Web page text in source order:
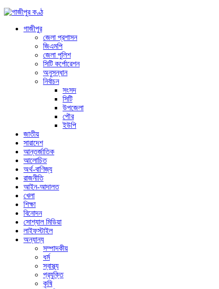
গাজীপুর
জেলা প্রশাসন
জিএমপি
জেলা পুলিশ
সিটি কর্পোরেশন
অনুসন্ধান
নির্বাচন
সংসদ
সিটি
উপজেলা
পৌর
ইউপি
জাতীয়
সারাদেশ
আন্তর্জাতিক
আলোচিত
অর্থ-বাণিজ্য
রাজনীতি
আইন-আদালত
খেলা
শিক্ষা
বিনোদন
সোশ্যাল মিডিয়া
লাইফস্টাইল
অন্যান্য
সম্পাদকীয়
ধর্ম
স্বাস্থ্য
প্রযুক্তি
কৃষি